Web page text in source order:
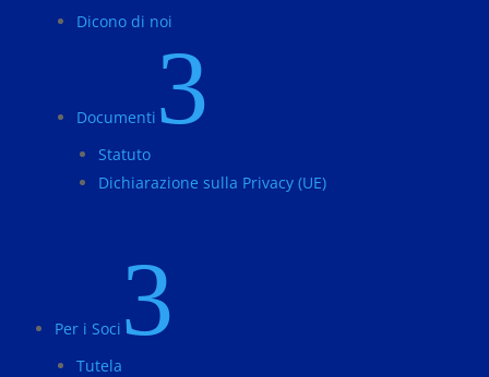
Dicono di noi
Documenti 3
Statuto
Dichiarazione sulla Privacy (UE)
Per i Soci 3
Tutela